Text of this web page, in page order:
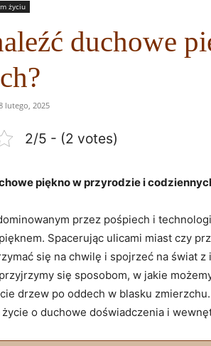
życiu
duchowe
lutego, 2025
2/5 - (2 votes)
piękno w przyrodzie i
przez⁢ pośpiech ‌i
Spacerując ulicami miast czy
się ‍na‍ chwilę​ i spojrzeć⁢ na świat⁣
się⁣ sposobom, ‌w jakie
drzew ​po oddech w blasku
⁢o duchowe doświadczenia i